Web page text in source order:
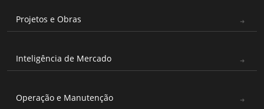
Projetos e Obras
Inteligência de Mercado
Operação e Manutenção